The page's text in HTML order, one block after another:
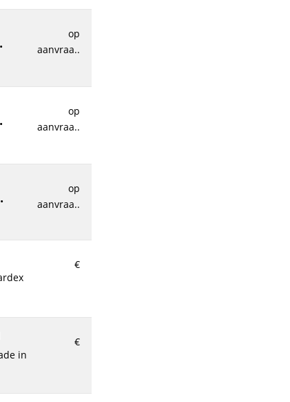
op
aanvraa..
op
aanvraa..
op
aanvraa..
€
€